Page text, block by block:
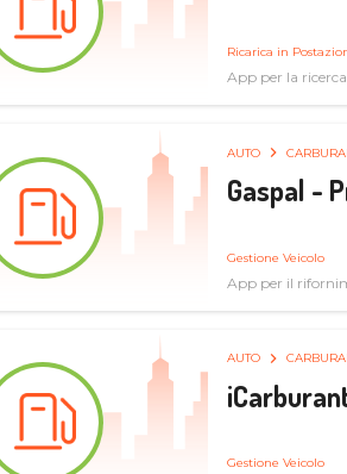
Ricarica in
App per la
AUTO
Gaspal -
Gestione Veicolo
App per il
AUTO
Gestione Veicolo